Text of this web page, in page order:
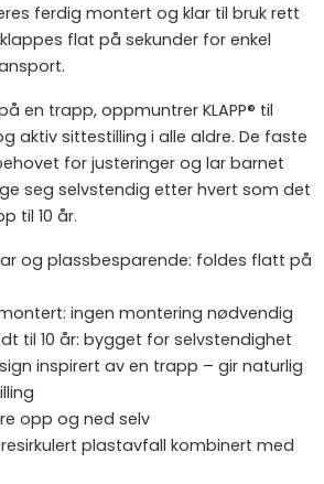
ferdig montert og klar til bruk rett
flat på sekunder for enkel
en trapp, oppmuntrer KLAPP® til
aktiv sittestilling i alle aldre. De faste
for justeringer og lar barnet
seg selvstendig etter hvert som det
til 10 år.
og plassbesparende: foldes flatt på
ingen montering nødvendig
til 10 år: bygget for selvstendighet
inspirert av en trapp – gir naturlig
opp og ned selv
resirkulert plastavfall kombinert med